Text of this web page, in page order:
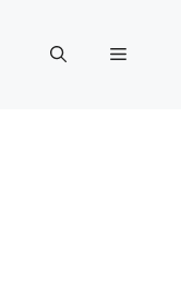
Menu